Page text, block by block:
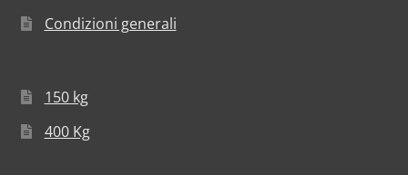
Condizioni generali
150 kg
400 Kg